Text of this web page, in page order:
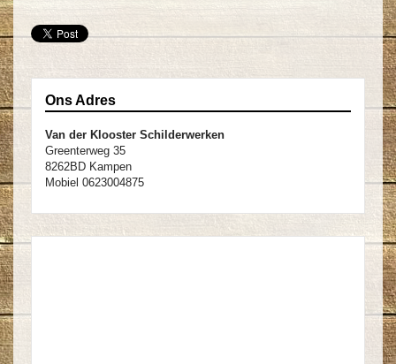
Ons Adres
Van der Klooster Schilderwerken
Greenterweg 35
8262BD Kampen
Mobiel 0623004875